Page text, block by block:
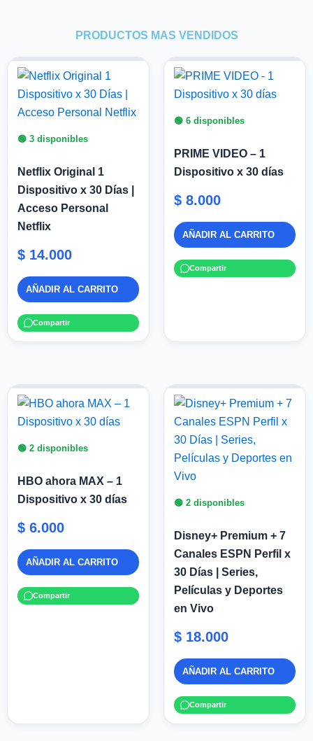
PRODUCTOS MAS VENDIDOS
🟢 3 disponibles
Netflix Original 1
Dispositivo x 30 Días |
Acceso Personal
Netflix
$ 14.000
AÑADIR AL CARRITO
Compartir
🟢 6 disponibles
PRIME VIDEO – 1
Dispositivo x 30 días
$ 8.000
AÑADIR AL CARRITO
Compartir
🟢 2 disponibles
HBO ahora MAX – 1
Dispositivo x 30 días
$ 6.000
AÑADIR AL CARRITO
Compartir
🟢 2 disponibles
Disney+ Premium + 7
Canales ESPN Perfil x
30 Días | Series,
Películas y Deportes
en Vivo
$ 18.000
AÑADIR AL CARRITO
Compartir